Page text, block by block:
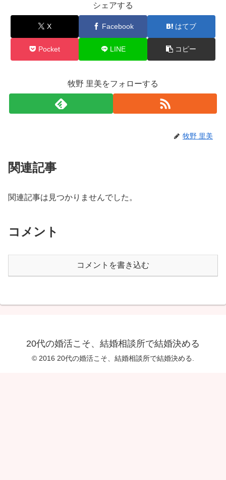
シェアする
X Facebook はてブ
Pocket LINE コピー
牧野 里美をフォローする
牧野 里美
関連記事
関連記事は見つかりませんでした。
コメント
コメントを書き込む
20代の婚活こそ、結婚相談所で結婚決める
© 2016 20代の婚活こそ、結婚相談所で結婚決める.